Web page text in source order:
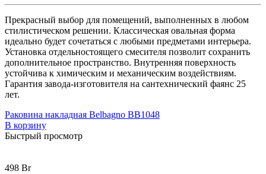
Прекрасный выбор для помещений, выполненных в любом
стилистическом решении. Классическая овальная форма
идеально будет сочетаться с любыми предметами интерьера.
Установка отдельностоящего смесителя позволит сохранить
дополнительное пространство. Внутренняя поверхность
устойчива к химическим и механическим воздействиям.
Гарантия завода-изготовителя на сантехнический фаянс 25
лет.
Раковина накладная Belbagno BB1048
В корзину
Быстрый просмотр
498 Br